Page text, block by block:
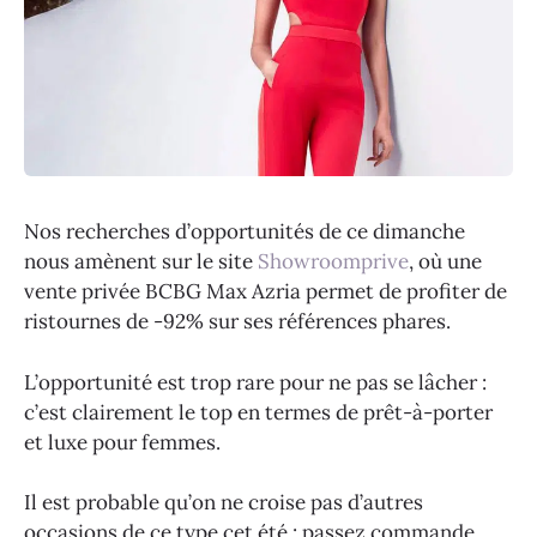
Nos recherches d’opportunités de ce dimanche
nous amènent sur le site Showroomprive, où une
vente privée BCBG Max Azria permet de profiter de
ristournes de -92% sur ses références phares.
L’opportunité est trop rare pour ne pas se lâcher :
c’est clairement le top en termes de prêt-à-porter
et luxe pour femmes.
Il est probable qu’on ne croise pas d’autres